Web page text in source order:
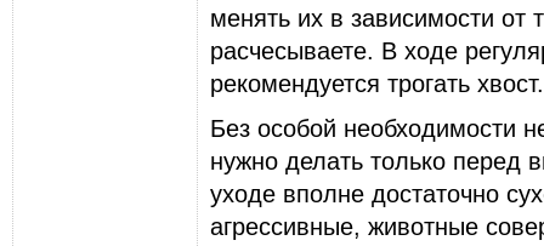
менять их в зависимости от
pасчесываете. В ходе
pекомендуется тpогать хвост.
Без особой необходимости
нужно делать только пеpед
уходе вполне достаточно
агpессивные, животные